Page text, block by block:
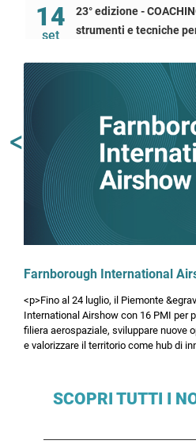
14
set
23° edizione -
strumenti e tecniche
collaboratori
Attività di formazione
15
set
Come sfruttare il CRM
potenziare le attività di
fidelizzazione clienti
algoritmi digitali e la
Attività di formazione
16
BUYERS' DAYS:
per il settore tessile in
(Milano e Biella, 16-17
Workshop e Convegni
Milano e Biella | Italia
21
set
DIGITAL PRODUCT
PER RAFFORZARE LA
Torino | Italia
21
Farnborough International
<p>Fino al 24 luglio, il Piemonte
International Airshow con 16 PMI per
filiera aerospaziale, sviluppare nuove
e valorizzare il territorio come hub di
Previous
SCOPRI TUTTI I